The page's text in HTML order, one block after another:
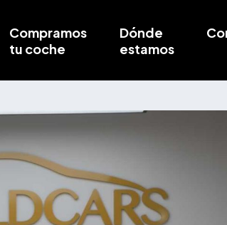
Compramos
tu coche
Dónde
estamos